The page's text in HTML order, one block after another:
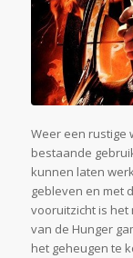
Weer een rustige
bestaande
kunnen laten
gebleven en met
vooruitzicht is het
van de Hunger
het geheugen te